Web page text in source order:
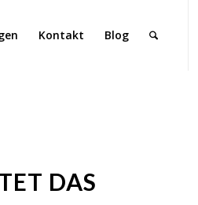
Kontakt Blog
DAS